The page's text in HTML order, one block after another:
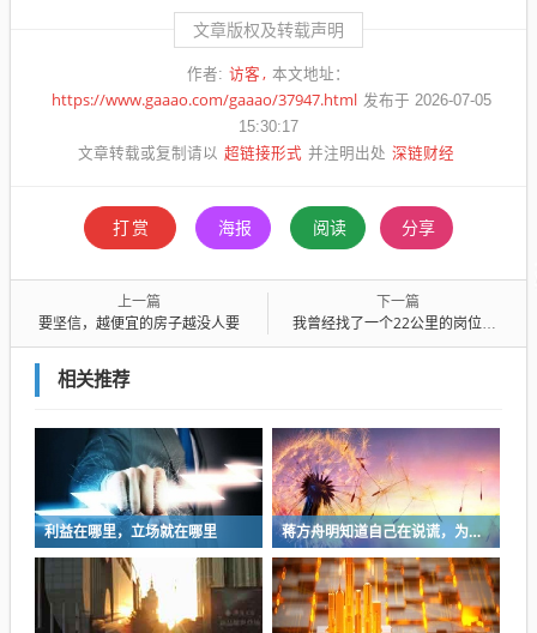
文章版权及转载声明
作者: 访客 本文地址：
https://www.gaaao.com/gaaao/37947.html 发布于 2026-07-05
15:30:17
文章转载或复制请以 超链接形式 并注明出处 深链财经
打赏 海报 阅读 分享
上一篇
要坚信，越便宜的房子越没人要
下一篇
我曾经找了一个22公里的岗位，坚持了2个星期就坚持不下去了
相关推荐
利益在哪里，立场就在哪里 蒋方舟明知道自己在说谎，为什么还敢报警？